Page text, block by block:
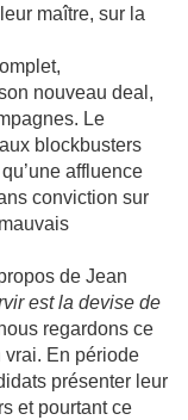
maître, sur la
nouveau deal,
Le
blockbusters
affluence
conviction sur
de Jean
est la devise de
regardons ce
vrai. En période
présenter leur
et pourtant ce